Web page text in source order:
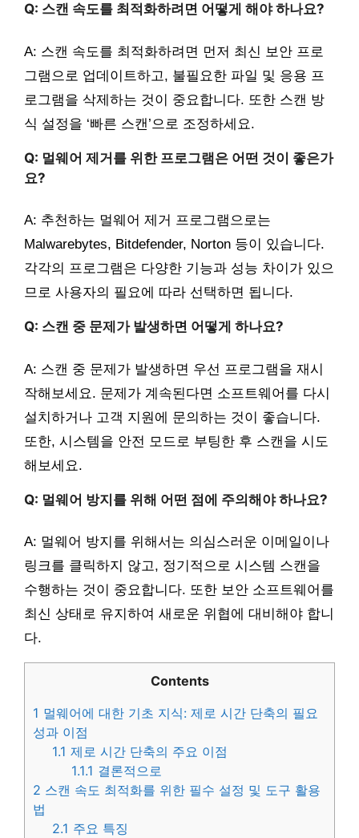
Q: 스캔 속도를 최적화하려면 어떻게 해야 하나요?
A: 스캔 속도를 최적화하려면 먼저 최신 보안 프로
그램으로 업데이트하고, 불필요한 파일 및 응용 프
로그램을 삭제하는 것이 중요합니다. 또한 스캔 방
식 설정을 ‘빠른 스캔’으로 조정하세요.
Q: 멀웨어 제거를 위한 프로그램은 어떤 것이 좋은가
요?
A: 추천하는 멀웨어 제거 프로그램으로는
Malwarebytes, Bitdefender, Norton 등이 있습니다.
각각의 프로그램은 다양한 기능과 성능 차이가 있으
므로 사용자의 필요에 따라 선택하면 됩니다.
Q: 스캔 중 문제가 발생하면 어떻게 하나요?
A: 스캔 중 문제가 발생하면 우선 프로그램을 재시
작해보세요. 문제가 계속된다면 소프트웨어를 다시
설치하거나 고객 지원에 문의하는 것이 좋습니다.
또한, 시스템을 안전 모드로 부팅한 후 스캔을 시도
해보세요.
Q: 멀웨어 방지를 위해 어떤 점에 주의해야 하나요?
A: 멀웨어 방지를 위해서는 의심스러운 이메일이나
링크를 클릭하지 않고, 정기적으로 시스템 스캔을
수행하는 것이 중요합니다. 또한 보안 소프트웨어를
최신 상태로 유지하여 새로운 위협에 대비해야 합니
다.
Contents
1 멀웨어에 대한 기초 지식: 제로 시간 단축의 필요
성과 이점
1.1 제로 시간 단축의 주요 이점
1.1.1 결론적으로
2 스캔 속도 최적화를 위한 필수 설정 및 도구 활용
법
2.1 주요 특징